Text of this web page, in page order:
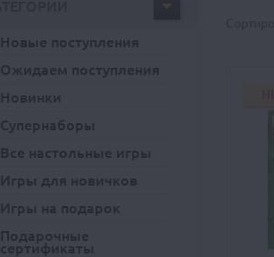
Новые поступления
Ожидаем поступления
Новинки
Супернаборы
Все настольные игры
Игры для новичков
Игры на подарок
Подарочные
сертификаты